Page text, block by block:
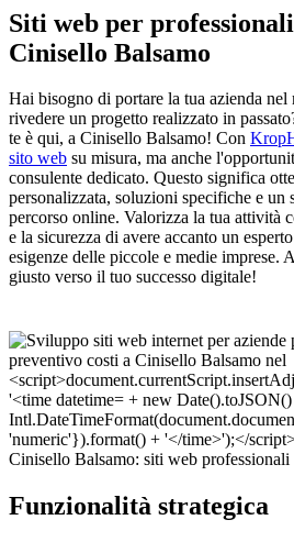
Siti web per
Cinisello Balsamo
Hai bisogno di portare la tua azienda
rivedere un progetto realizzato in
te è qui, a Cinisello Balsamo! Con
sito web su misura, ma anche
consulente dedicato. Questo significa
personalizzata, soluzioni specifiche e un
percorso online. Valorizza la tua attività
e la sicurezza di avere accanto un
esigenze delle piccole e medie imprese.
giusto verso il tuo successo digitale!
Cinisello Balsamo: siti web professionali
Funzionalità strategica